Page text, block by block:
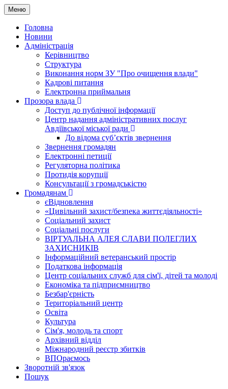
Меню
Головна
Новини
Адміністрація
Керівництво
Структура
Виконання норм ЗУ "Про очищення влади"
Кадрові питання
Електронна приймальня
Прозора влада
Доступ до публічної інформації
Центр надання адміністративних послуг
Авдіївської міської ради
До відома суб’єктів звернення
Звернення громадян
Електронні петиції
Регуляторна політика
Протидія корупції
Консультації з громадськістю
Громадянам
єВідновлення
«Цивільний захист/безпека життєдіяльності»
Соціальний захист
Соціальні послуги
ВІРТУАЛЬНА АЛЕЯ СЛАВИ ПОЛЕГЛИХ
ЗАХИСНИКІВ
Інформаційний ветеранський простір
Податкова інформація
Центр соціальних служб для сім'ї, дітей та молоді
Економіка та підприємництво
Безбар'єрність
Територіальний центр
Освіта
Культура
Сім'я, молодь та спорт
Архівний відділ
Міжнародний реєстр збитків
ВПОраємось
Зворотній зв'язок
Пошук